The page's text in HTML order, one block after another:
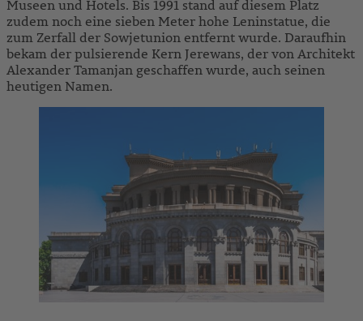
Museen und Hotels. Bis 1991 stand auf diesem Platz
zudem noch eine sieben Meter hohe Leninstatue, die
zum Zerfall der Sowjetunion entfernt wurde. Daraufhin
bekam der pulsierende Kern Jerewans, der von Architekt
Alexander Tamanjan geschaffen wurde, auch seinen
heutigen Namen.